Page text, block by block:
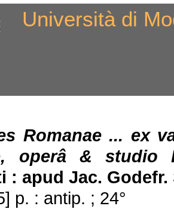
Università di
Romanae ... ex
operâ & studio
: apud Jac. Godefr.
p. : antip. ; 24°